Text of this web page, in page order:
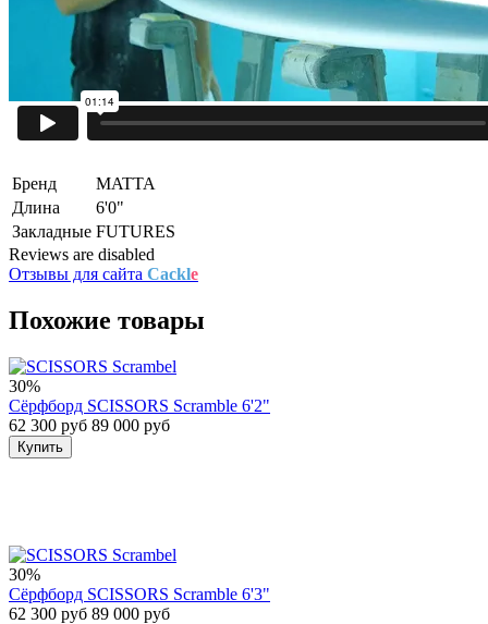
Бренд
MATTA
Длина
6'0"
Закладные FUTURES
Reviews are disabled
Отзывы для сайта Cackle
Похожие товары
30%
Сёрфборд SCISSORS Scramble 6'2"
62 300 руб 89 000 руб
Купить
30%
Сёрфборд SCISSORS Scramble 6'3"
62 300 руб 89 000 руб